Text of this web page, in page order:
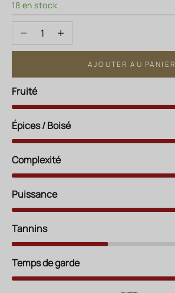
18 en stock
Diminuer la quantitéAugmenter la quantité
AJOUTER AU PANIER
Fruité
Épices / Boisé
Complexité
Puissance
Tannins
Temps de garde